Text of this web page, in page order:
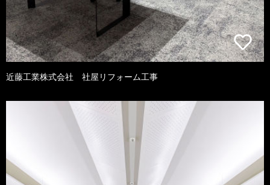
近藤工業株式会社 社屋リフォーム工事